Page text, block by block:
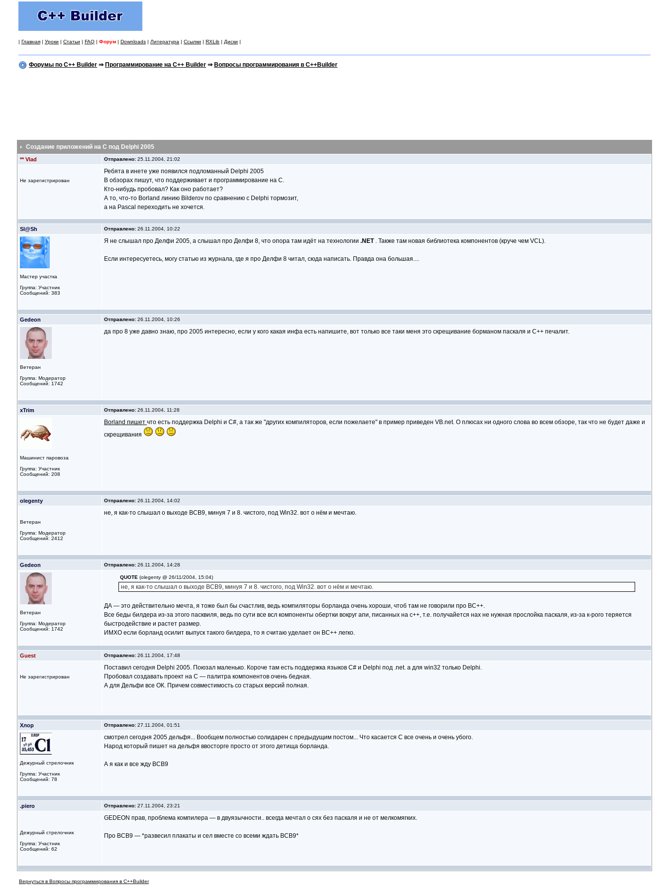
| Главная | Уроки | Статьи | FAQ | Форум | Downloads | Литература | Ссылки | RXLib | Диски |
Форумы по C++ Builder ⇒ Программирование на C++ Builder ⇒ Вопросы программирования в C++Builder
Создание приложений на С под Delphi 2005
** Vlad Отправлено: 25.11.2004, 21:02
Не зарегистрирован
Ребята в инете уже появился подломанный Delphi 2005
В обзорах пишут, что поддерживает и программирование на С.
Кто-нибудь пробовал? Как оно работает?
А то, что-то Borland линию Bilderov по сравнению с Delphi тормозит,
а на Pascal переходить не хочется.
Sl@Sh Отправлено: 26.11.2004, 10:22
Мастер участка
Группа: Участник
Сообщений: 383
Я не слышал про Делфи 2005, а слышал про Делфи 8, что опора там идёт на технологии .NET. Также там новая библиотека компонентов (круче чем VCL).
Если интересуетесь, могу статью из журнала, где я про Делфи 8 читал, сюда написать. Правда она большая....
Gedeon Отправлено: 26.11.2004, 10:26
Ветеран
Группа: Модератор
Сообщений: 1742
да про 8 уже давно знаю, про 2005 интересно, если у кого какая инфа есть напишите, вот только все таки меня это скрещивание борманом паскаля и С++ печалит.
xTrim Отправлено: 26.11.2004, 11:28
Машинист паровоза
Группа: Участник
Сообщений: 208
Borland пишет что есть поддержка Delphi и C#, а так же "других компиляторов, если пожелаете" в пример приведен VB.net. О плюсах ни одного слова во всем обзоре, так что не будет даже и
скрещивания
olegenty Отправлено: 26.11.2004, 14:02
Ветеран
Группа: Модератор
Сообщений: 2412
не, я как-то слышал о выходе BCB9, минуя 7 и 8. чистого, под Win32. вот о нём и мечтаю.
Gedeon Отправлено: 26.11.2004, 14:28
Ветеран
Группа: Модератор
Сообщений: 1742
QUOTE (olegenty @ 26/11/2004, 15:04)
не, я как-то слышал о выходе BCB9, минуя 7 и 8. чистого, под Win32. вот о нём и мечтаю.
ДА — это действительно мечта, я тоже был бы счастлив, ведь компиляторы борланда очень хороши, чтоб там не говорили про ВС++.
Все беды билдера из-за этого пасквиля, ведь по сути все всл компоненты обертки вокруг апи, писанных на с++, т.е. получайется нах не нужная прослойка паскаля, из-за к-рого теряется
быстродействие и растет размер.
ИМХО если борланд осилит выпуск такого билдера, то я считаю уделает он ВС++ легко.
Guest Отправлено: 26.11.2004, 17:48
Не зарегистрирован
Поставил сегодня Delphi 2005. Поюзал маленько. Короче там есть поддержка языков С# и Delphi под .net. а для win32 только Delphi.
Пробовал создавать проект на С — палитра компонентов очень бедная.
А для Дельфи все ОК. Причем совместимость со старых версий полная.
Хлор Отправлено: 27.11.2004, 01:51
Дежурный стрелочник
Группа: Участник
Сообщений: 78
смотрел сегодня 2005 дельфя... Вообщем полностью солидарен с предыдущим постом... Что касается С все очень и очень убого.
Народ который пишет на дельфя ввосторге просто от этого детища борланда.
А я как и все жду BCB9
.piero Отправлено: 27.11.2004, 23:21
Дежурный стрелочник
Группа: Участник
Сообщений: 62
GEDEON прав, проблема компилера — в двуязычности.. всегда мечтал о сях без паскаля и не от мелкомягких.
Про BCB9 — *развесил плакаты и сел вместе со всеми ждать BCB9*
Вернуться в Вопросы программирования в C++Builder